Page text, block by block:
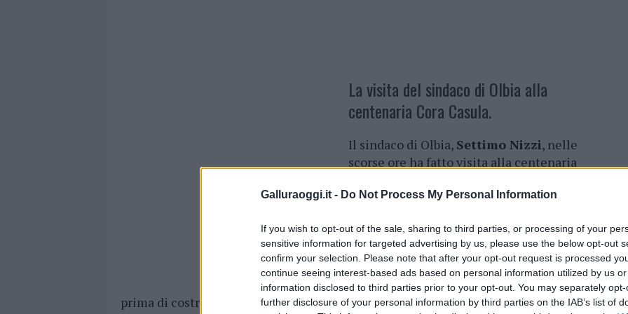
Galluraoggi.it - Do Not Process My Personal Information
If you wish to opt-out of the sale, sharing to third parties, or processing of your
sensitive information for targeted advertising by us, please use the below opt-out
confirm your selection. Please note that after your opt-out request is processed
continue seeing interest-based ads based on personal information utilized by us
information disclosed to third parties prior to your opt-out. You may separately
further disclosure of your personal information by third parties on the IAB’s list of
La visita del sindaco di Olbia alla
centenaria Cora Casula.
Il sindaco di Olbia, Settimo Nizzi, nelle
scorse ore ha fatto visita alla centenaria
importante traguardo. La donna, nata a
madre tempiese e padre olbiese della
zona di Rudalza, è cresciuta aSanta
Teresa Gallura, dove ha trascorso gli
anni dell’infanzia e della giovinezza
prima di costruire il proprio percorso di vita familiare.